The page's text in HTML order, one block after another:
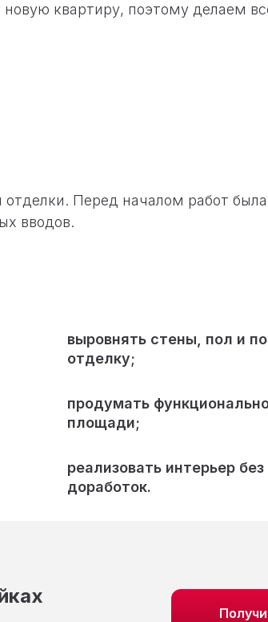
квартиру, поэтому делаем
Перед началом работ
вводов.
выровнять стены, пол и
отделку;
продумать
площади;
реализовать интерьер
доработок.